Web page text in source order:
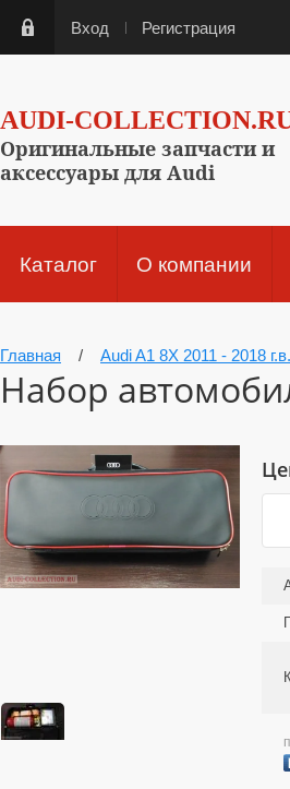
Вход Регистрация
AUDI-
Оригинальные запчасти и
аксессуары для Audi
Каталог О компании
Главная / Audi A1 8X 2011 - 2018 г.в.
Набор